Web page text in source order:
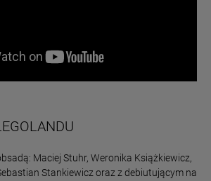
Maciej Stuhr, Weronika Książkiewicz,
Stankiewicz oraz z debiutującym na